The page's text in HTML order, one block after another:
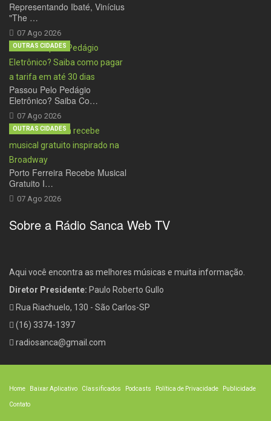
Representando Ibaté, Vinícius
"The …
07 Ago 2026
Passou Pelo Pedágio
Eletrônico? Saiba Co…
07 Ago 2026
OUTRAS CIDADES
Porto Ferreira Recebe Musical
Gratuito I…
07 Ago 2026
OUTRAS CIDADES
Sobre a Rádio Sanca Web TV
Aqui você encontra as melhores músicas e muita informação.
Diretor Presidente: Paulo Roberto Gullo
Rua Riachuelo, 130 - São Carlos-SP
(16) 3374-1397
radiosanca@gmail.com
Home Baixar Aplicativo Classificados Podcasts Política de Privacidade Publicidade
Contato